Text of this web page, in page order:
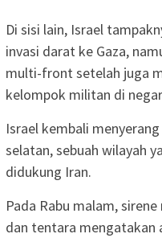
Di sisi lain, Israel
invasi darat ke Gaza,
multi-front setelah juga
kelompok militan di
Israel kembali
selatan, sebuah wilayah
didukung Iran.
Pada Rabu malam,
dan tentara mengatakan